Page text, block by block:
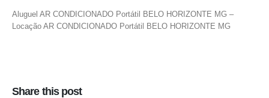
Aluguel AR CONDICIONADO Portátil BELO HORIZONTE MG –
Locação AR CONDICIONADO Portátil BELO HORIZONTE MG
Share this post